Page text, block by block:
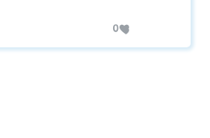
0